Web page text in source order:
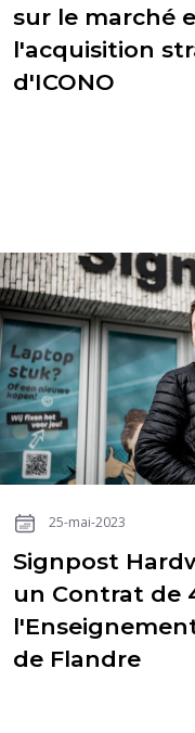
sur le marché
l'acquisition
d'ICONO
25-mai-2023
Signpost
un Contrat de
de Flandre